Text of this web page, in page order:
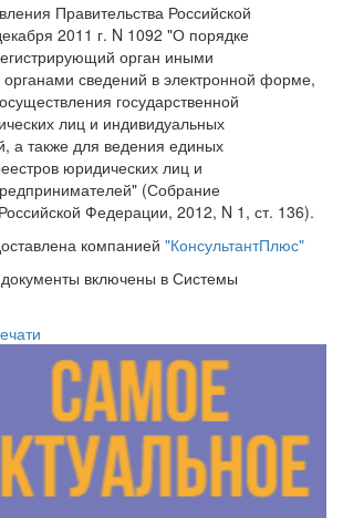
Правительства Российской
2011 г. N 1092 "О порядке
орган иными
органами сведений в электронной форме,
государственной
лиц и индивидуальных
а также для ведения единых
юридических лиц и
(Собрание
Федерации, 2012, N 1, ст. 136).
компанией "КонсультантПлюс"
включены в Системы